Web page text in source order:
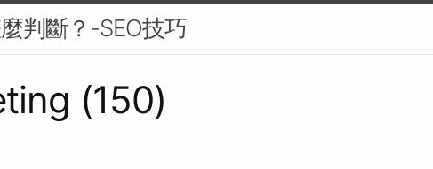
判斷？-SEO技巧
(150)